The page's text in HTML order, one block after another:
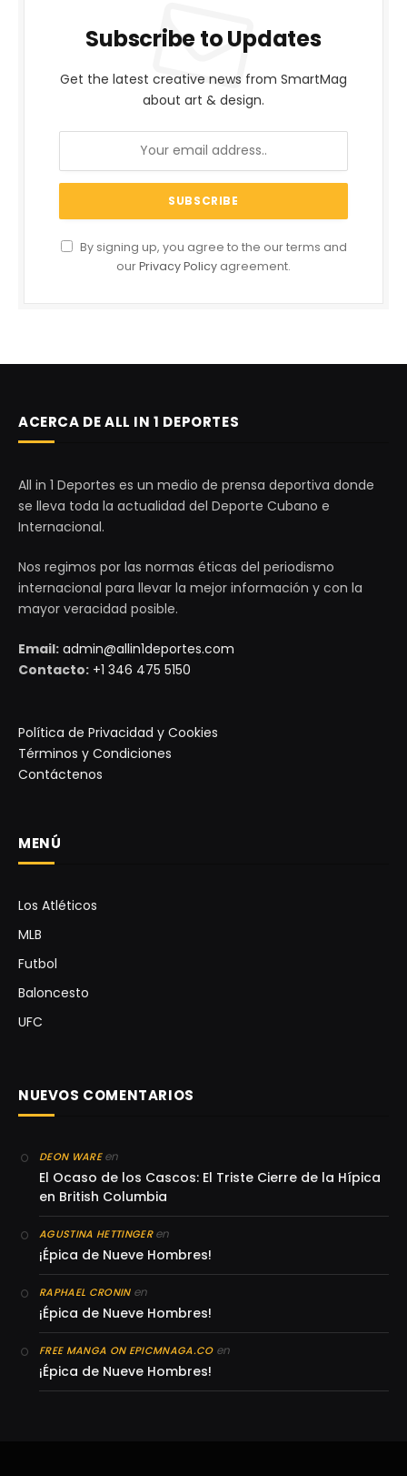
Subscribe to Updates
Get the latest creative news from SmartMag
about art & design.
By signing up, you agree to the our terms and
ourPrivacy Policy agreement.
ACERCA DE ALL IN 1 DEPORTES
All in 1 Deportes es un medio de prensa deportiva donde
se lleva toda la actualidad del Deporte Cubano e
Internacional.
Nos regimos por las normas éticas del periodismo
internacional para llevar la mejor información y con la
mayor veracidad posible.
Email: admin@allin1deportes.com
Contacto: +1 346 475 5150
Política de Privacidad y Cookies
Términos y Condiciones
Contáctenos
MENÚ
Los Atléticos
MLB
Futbol
Baloncesto
UFC
NUEVOS COMENTARIOS
DEON WAREen
El Ocaso de los Cascos: El Triste Cierre de la Hípica
en British Columbia
AGUSTINA HETTINGERen
¡Épica de Nueve Hombres!
RAPHAEL CRONINen
¡Épica de Nueve Hombres!
FREE MANGA ON EPICMNAGA.COen
¡Épica de Nueve Hombres!